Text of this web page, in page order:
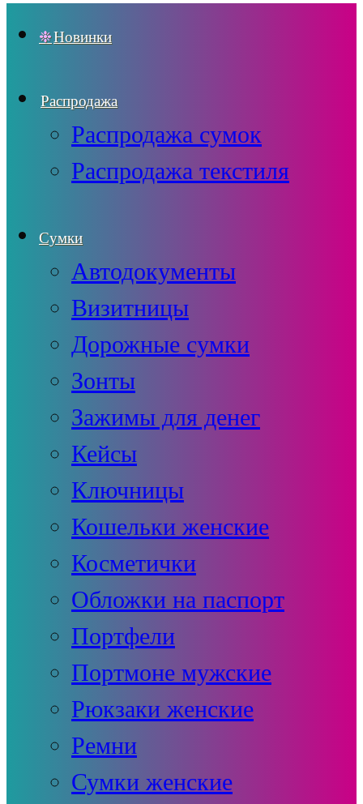
Новинки
Распродажа
Распродажа сумок
Распродажа текстиля
Сумки
Автодокументы
Визитницы
Дорожные сумки
Зонты
Зажимы для денег
Кейсы
Ключницы
Кошельки женские
Косметички
Обложки на паспорт
Портфели
Портмоне мужские
Рюкзаки женские
Ремни
Сумки женские